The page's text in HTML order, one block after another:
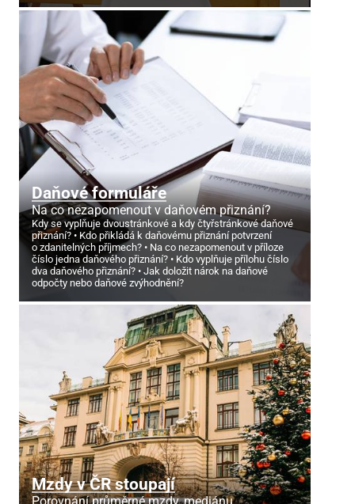
Daňové formuláře
Na co nezapomenout v daňovém přiznání?
Kdy se vyplňuje dvoustránkové a kdy čtyřstránkové daňové
přiznání?
Kdo přikládá k daňovému přiznání potvrzení
o zdanitelných příjmech?
Na co nezapomenout v příloze
číslo jedna daňového přiznání?
Kdo vyplňuje přílohu číslo
dva daňového přiznání?
Jak doložit nárok na daňové
odpočty nebo daňové zvýhodnění?
Mzdy v ČR stoupají